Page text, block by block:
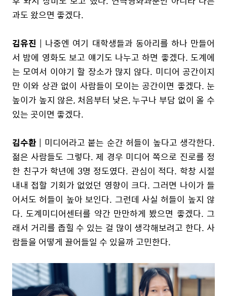
과도 왔으면 좋겠다.
김유진 | 나중엔 여기 대학생들과 동아리를 하나 만들어
서 밤에 영화도 보고 얘기도 나누고 하면 좋겠다. 도계에
는 모여서 이야기 할 장소가 많지 않다. 미디어 공간이지
만 이와 상관 없이 사람들이 모이는 공간이면 좋겠다. 눈
높이가 높지 않은, 처음부터 낮은, 누구나 부담 없이 올 수
있는 곳이면 좋겠다.
김수환 | 미디어라고 붙는 순간 허들이 높다고 생각한다.
젊은 사람들도 그렇다. 제 경우 미디어 쪽으로 진로를 정
한 친구가 학년에 3명 정도였다. 관심이 적다. 학창 시절
내내 접할 기회가 없었던 영향이 크다. 그러면 나이가 들
어서도 허들이 높아 보인다. 그런데 사실 허들이 높지 않
다. 도계미디어센터를 약간 만만하게 봤으면 좋겠다. 그
래서 거리를 좁힐 수 있는 걸 많이 생각해보려고 한다. 사
람들을 어떻게 끌어들일 수 있을까 고민한다.